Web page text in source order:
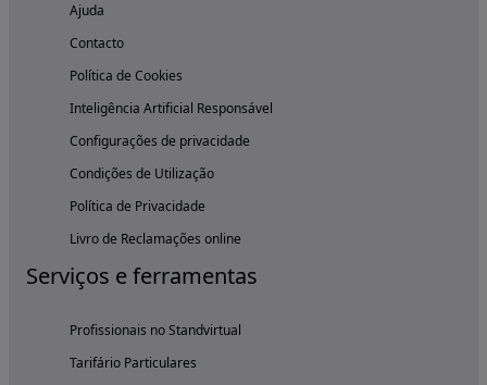
Ajuda
Contacto
Política de Cookies
Inteligência Artificial Responsável
Configurações de privacidade
Condições de Utilização
Política de Privacidade
Livro de Reclamações online
Serviços e ferramentas
Profissionais no Standvirtual
Tarifário Particulares